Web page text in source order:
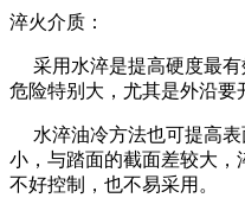
淬火介质：
采用水淬是提高硬度最有
危险特别大，尤其是外沿要
水淬油冷方法也可提高表
小，与踏面的截面差较大，
不好控制，也不易采用。